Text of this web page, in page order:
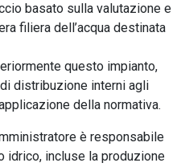
basato sulla valutazione e
filiera dell’acqua destinata
questo impianto,
distribuzione interni agli
della normativa.
è responsabile
idrico, incluse la produzione